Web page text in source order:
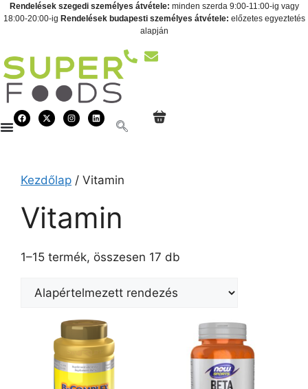
Rendelések szegedi személyes átvétele: minden szerda 9:00-11:00-ig vagy
18:00-20:00-ig Rendelések budapesti személyes átvétele: előzetes egyeztetés
alapján
Kezdőlap / Vitamin
Vitamin
1–15 termék, összesen 17 db